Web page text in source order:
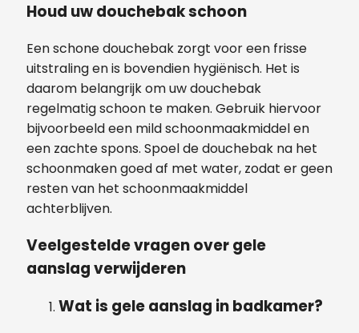
Houd uw douchebak schoon
Een schone douchebak zorgt voor een frisse
uitstraling en is bovendien hygiënisch. Het is
daarom belangrijk om uw douchebak
regelmatig schoon te maken. Gebruik hiervoor
bijvoorbeeld een mild schoonmaakmiddel en
een zachte spons. Spoel de douchebak na het
schoonmaken goed af met water, zodat er geen
resten van het schoonmaakmiddel
achterblijven.
Veelgestelde vragen over gele
aanslag verwijderen
Wat is gele aanslag in badkamer?